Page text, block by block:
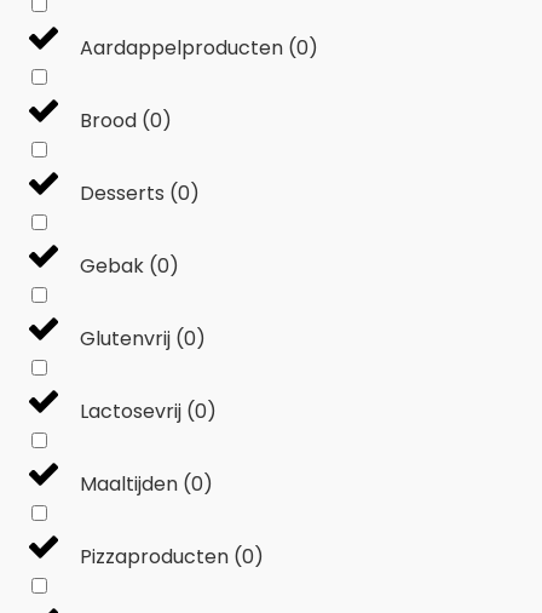
Aardappelproducten (0)
Brood (0)
Desserts (0)
Gebak (0)
Glutenvrij (0)
Lactosevrij (0)
Maaltijden (0)
Pizzaproducten (0)